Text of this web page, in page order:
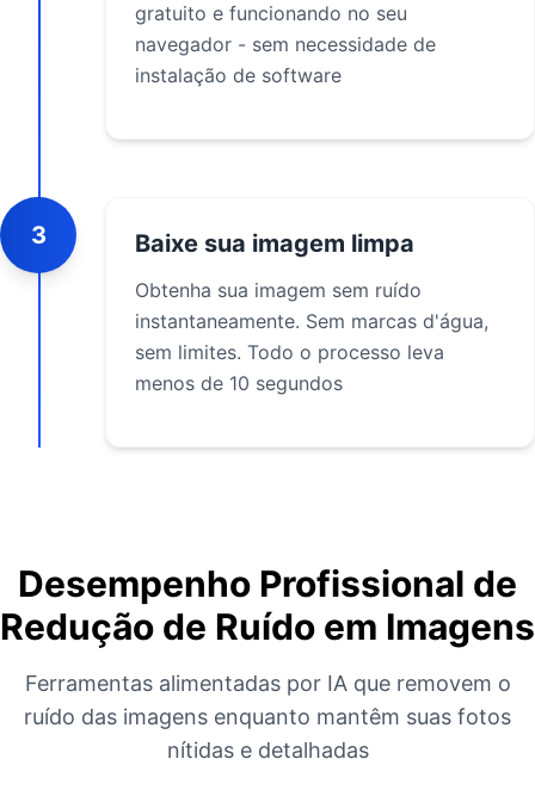
gratuito e funcionando no seu
navegador - sem necessidade de
instalação de software
3 Baixe sua imagem limpa
Obtenha sua imagem sem ruído
instantaneamente. Sem marcas d'água,
sem limites. Todo o processo leva
menos de 10 segundos
Desempenho Profissional de
Redução de Ruído em Imagens
Ferramentas alimentadas por IA que removem o
ruído das imagens enquanto mantêm suas fotos
nítidas e detalhadas